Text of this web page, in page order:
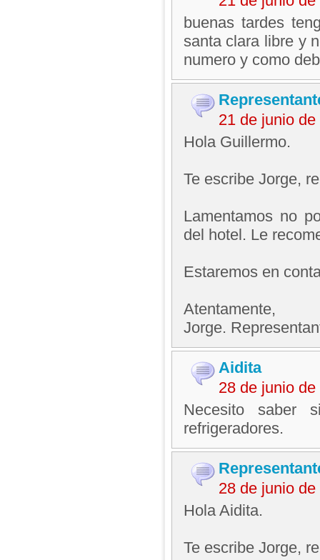
buenas tardes
santa clara libre y
numero y como
21 de junio
Hola Guillermo.
Te escribe Jorge,
Lamentamos no
del hotel. Le
Estaremos en
Atentamente,
Jorge.
Aidita
28 de junio
Necesito saber
refrigeradores.
28 de junio
Hola Aidita.
Te escribe Jorge,